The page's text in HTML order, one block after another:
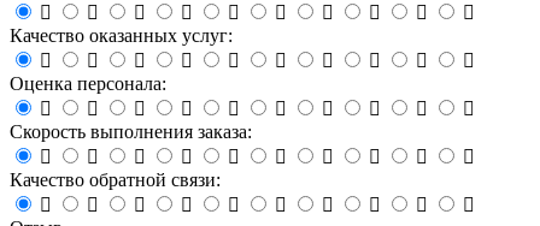

       

Качество оказанных услуг:

       

Оценка персонала:

       

Скорость выполнения заказа:

       

Качество обратной связи:

       
